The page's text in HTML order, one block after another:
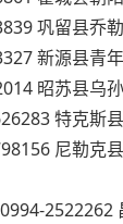
巩留县乔
新源县青
昭苏县乌
特克斯
尼勒克